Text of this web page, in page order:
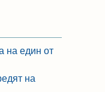
на един от
на